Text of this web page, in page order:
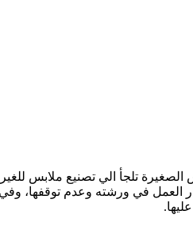
تلجأ الي تصنيع ملابس
العمل في ورشته وعدم توقفها،